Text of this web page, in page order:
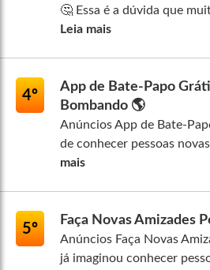
🤔 Essa é a dúvida que
Leia mais
4º
App de Bate-Papo
Bombando 🌎
Anúncios App de Bate-
de conhecer pessoas
mais
5º
Faça Novas Amizades
Anúncios Faça Novas
já imaginou conhecer